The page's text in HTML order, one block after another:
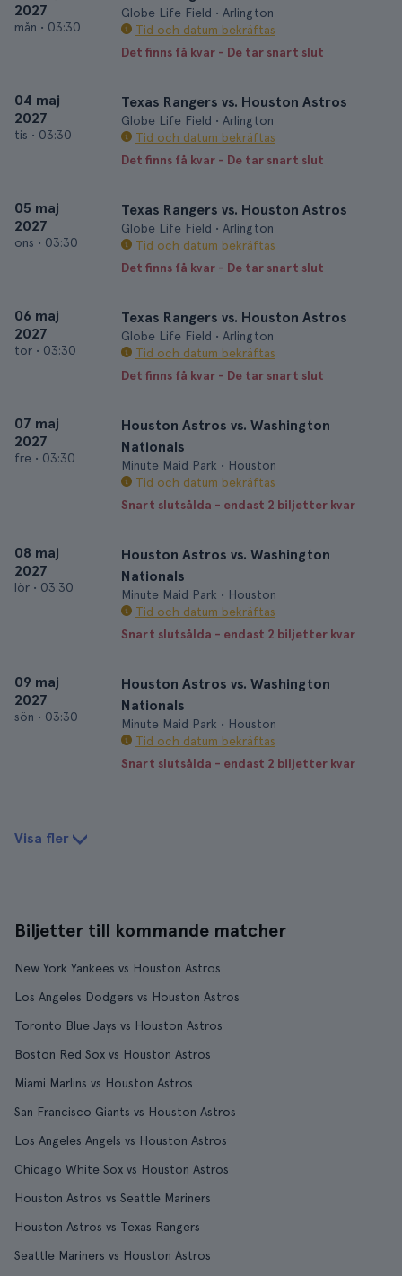
2027
mån • 03:30
Globe Life Field • Arlington
Tid och datum bekräftas
Det finns få kvar - De tar snart slut
04 maj
2027
tis • 03:30
Texas Rangers vs. Houston Astros
Globe Life Field • Arlington
Tid och datum bekräftas
Det finns få kvar - De tar snart slut
05 maj
2027
ons • 03:30
Texas Rangers vs. Houston Astros
Globe Life Field • Arlington
Tid och datum bekräftas
Det finns få kvar - De tar snart slut
06 maj
2027
tor • 03:30
Texas Rangers vs. Houston Astros
Globe Life Field • Arlington
Tid och datum bekräftas
Det finns få kvar - De tar snart slut
07 maj
2027
fre • 03:30
Houston Astros vs. Washington
Nationals
Minute Maid Park • Houston
Tid och datum bekräftas
Snart slutsålda - endast 2 biljetter kvar
08 maj
2027
lör • 03:30
Houston Astros vs. Washington
Nationals
Minute Maid Park • Houston
Tid och datum bekräftas
Snart slutsålda - endast 2 biljetter kvar
09 maj
2027
sön • 03:30
Houston Astros vs. Washington
Nationals
Minute Maid Park • Houston
Tid och datum bekräftas
Snart slutsålda - endast 2 biljetter kvar
Visa fler
Biljetter till kommande matcher
New York Yankees vs Houston Astros
Los Angeles Dodgers vs Houston Astros
Toronto Blue Jays vs Houston Astros
Boston Red Sox vs Houston Astros
Miami Marlins vs Houston Astros
San Francisco Giants vs Houston Astros
Los Angeles Angels vs Houston Astros
Chicago White Sox vs Houston Astros
Houston Astros vs Seattle Mariners
Houston Astros vs Texas Rangers
Seattle Mariners vs Houston Astros